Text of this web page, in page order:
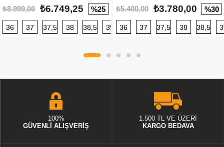
₺8.999,00 ₺6.749,25 %25
36 37 37,5 38 38,5 39 40 40,5 41 42 42,5
₺5.400,00 ₺3.780,00 %30
36 37 37,5 38 38,5
100%
GÜVENLİ ALIŞVERİŞ
1.500 TL VE ÜZERİ
KARGO BEDAVA